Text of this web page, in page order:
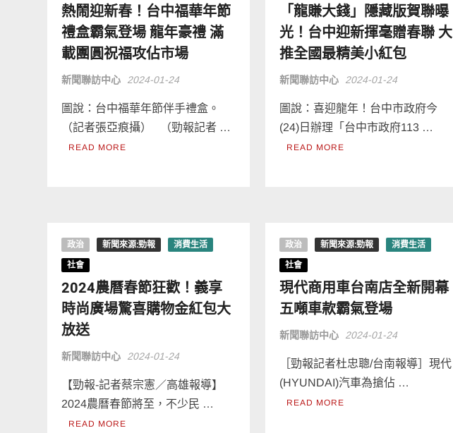
熱鬧迎新春！台中福華年節
禮盒霸氣登場 龍年豪禮 滿
載團圓祝福攻佔市場
新聞聯訪中心 2024-01-24
圖說：台中福華年節伴手禮盒。
（記者張亞痕攝） （勁報記者 …
READ MORE
「龍賺大錢」隱藏版賀聯曝
光！台中迎新揮毫贈春聯 大
推全國最精美小紅包
新聞聯訪中心 2024-01-24
圖說：喜迎龍年！台中市政府今
(24)日辦理「台中市政府113 …
READ MORE
政治 新聞來源:勁報 消費生活
社會
2024農曆春節狂歡！義享
時尚廣場驚喜購物金紅包大
放送
新聞聯訪中心 2024-01-24
【勁報-記者蔡宗憲／高雄報導】
2024農曆春節將至，不少民 …
READ MORE
政治 新聞來源:勁報 消費生活
社會
現代商用車台南店全新開幕
五噸車款霸氣登場
新聞聯訪中心 2024-01-24
［勁報記者杜忠聰/台南報導］現代
(HYUNDAI)汽車為搶佔 …
READ MORE